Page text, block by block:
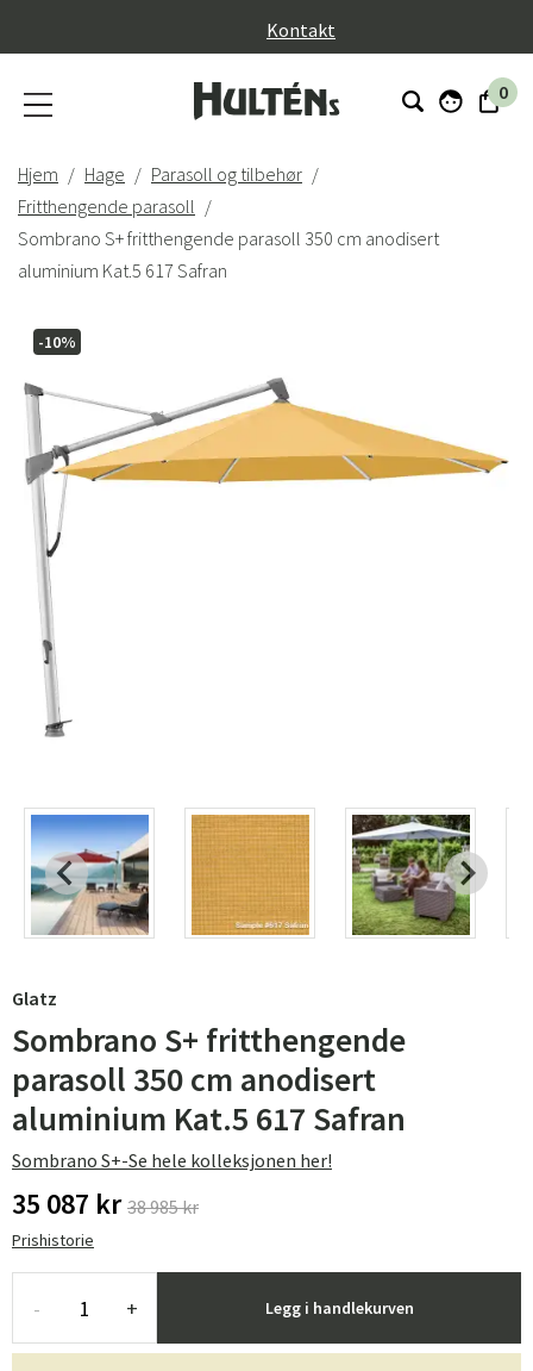
Kontakt
0
Hjem Hage
Parasoll og tilbehør
Fritthengende parasoll
Sombrano S+ fritthengende parasoll 350 cm anodisert
aluminium Kat.5 617 Safran
-10%
Glatz
Sombrano S+ fritthengende
parasoll 350 cm anodisert
aluminium Kat.5 617 Safran
Sombrano S+-Se hele kolleksjonen her!
35 087 kr 38 985 kr
Prishistorie
- + Legg i handlekurven